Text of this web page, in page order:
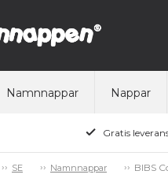
Namnnappar Nappar
Gratis
SE Namnnappar BIBS